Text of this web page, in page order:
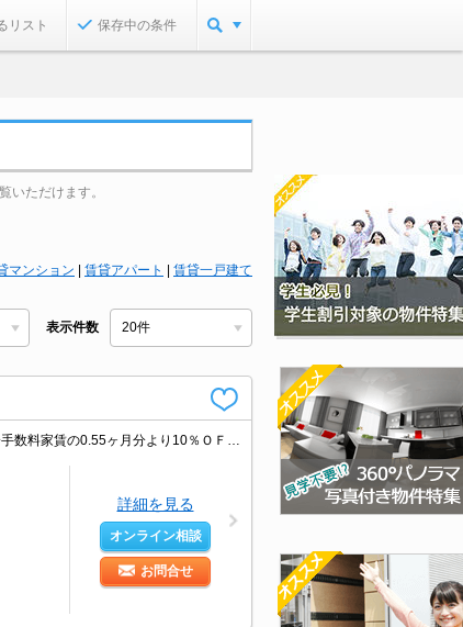
リスト 保存中の条件
いただけます。
マンション 賃貸アパート 賃貸一戸建て
表示件数
詳細を見る
オンライン相談
お問合せ